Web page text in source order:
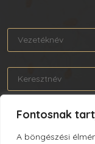
Fontosnak
A böngészési